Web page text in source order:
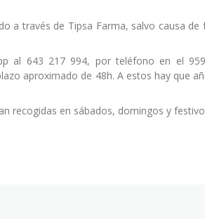
a través de Tipsa Farma, salvo causa
al 643 217 994, por teléfono en el
aproximado de 48h. A estos hay que
recogidas en sábados, domingos y